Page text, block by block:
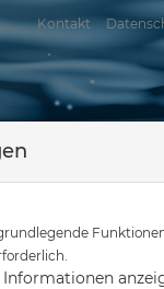
Kontakt
Informationen